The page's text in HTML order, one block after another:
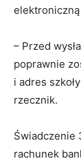
– Przed
poprawnie
i adres
rzecznik.
Świadczenie
rachunek